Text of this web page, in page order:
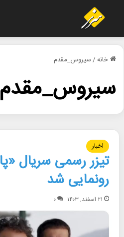
خانه/سیروس_مقدم
سیروس_مقدم
اخبار
رونمایی شد
۲۱ اسفند, ۱۴۰۳ ۰